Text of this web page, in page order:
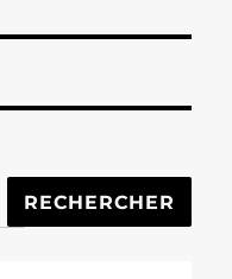
RECHERCHER